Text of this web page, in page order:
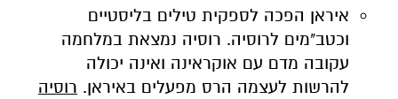
איראן הפכה לספקית טילים בליסטיים
וכטב"מים לרוסיה. רוסיה נמצאת במלחמה
עקובה מדם עם אוקראינה ואינה יכולה
להרשות לעצמה הרס מפעלים באיראן. רוסיה